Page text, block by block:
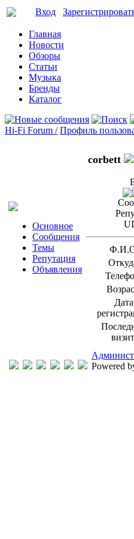
Вход
Главная
Новости
Обзоры
Статьи
Музыка
Бренды
Каталог
Hi-Fi Forum / Профиль
Основное
Сообщения
Темы
Репутация
Объявления
corbett
Дата
Powered